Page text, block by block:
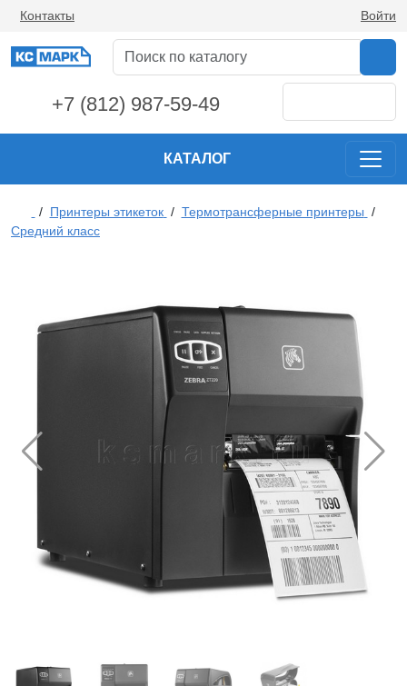
Контакты Войти
+7 (812) 987-59-49
КАТАЛОГ
/ Принтеры этикеток / Термотрансферные принтеры /
Средний класс